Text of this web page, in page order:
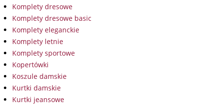
Komplety dresowe
Komplety dresowe basic
Komplety eleganckie
Komplety letnie
Komplety sportowe
Kopertówki
Koszule damskie
Kurtki damskie
Kurtki jeansowe